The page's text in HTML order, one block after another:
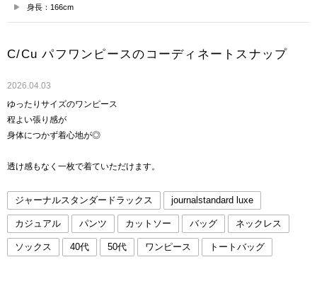
身長：166cm
C/Cu パフワンピースのコーディネートスナップ
2026.04.03
ゆったりサイズのワンピース
程よい張り感が
身体につかず着心地が◎
透け感もなく一枚で着ていただけます。
ジャーナルスタンダードラックス journalstandard luxe
カジュアル パンツ カットソー バッグ ネックレス
ソックス 40代 50代 ワンピース トートバッグ